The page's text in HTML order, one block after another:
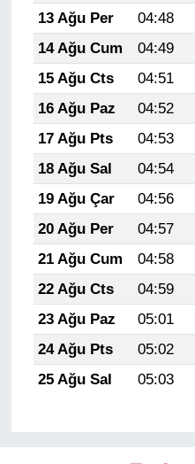
13 Ağu Per
04:48
14 Ağu Cum
04:49
15 Ağu Cts
04:51
16 Ağu Paz
04:52
17 Ağu Pts
04:53
18 Ağu Sal
04:54
19 Ağu Çar
04:56
20 Ağu Per
04:57
21 Ağu Cum
04:58
22 Ağu Cts
04:59
23 Ağu Paz
05:01
24 Ağu Pts
05:02
25 Ağu Sal
05:03